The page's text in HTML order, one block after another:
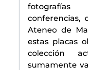
conferencias,
Ateneo de
estas placas
colección
sumamente